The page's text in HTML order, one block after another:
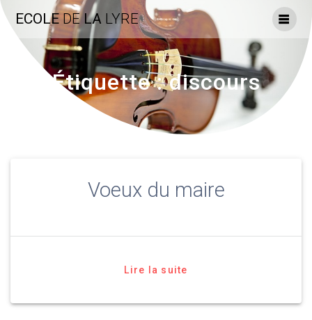
Skip
to
content
ECOLEDELA LYRE
Étiquette :discours
Voeux du maire
Lire la suite